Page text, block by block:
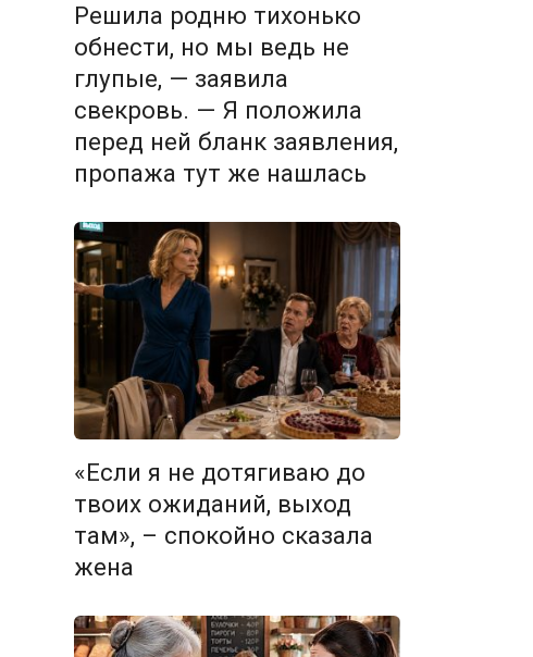
Решила родню тихонько
обнести, но мы ведь не
глупые, — заявила
свекровь. — Я положила
перед ней бланк заявления,
пропажа тут же нашлась
«Если я не дотягиваю до
твоих ожиданий, выход
там», – спокойно сказала
жена